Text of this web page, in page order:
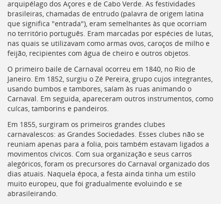
arquipélago dos Açores e de Cabo Verde. As festividades
brasileiras, chamadas de entrudo (palavra de origem latina
que significa "entrada"), eram semelhantes às que ocorriam
no território português. Eram marcadas por espécies de lutas,
nas quais se utilizavam como armas ovos, caroços de milho e
feijão, recipientes com água de cheiro e outros objetos.
O primeiro baile de Carnaval ocorreu em 1840, no Rio de
Janeiro. Em 1852, surgiu o Zé Pereira, grupo cujos integrantes,
usando bumbos e tambores, saíam às ruas animando o
Carnaval. Em seguida, apareceram outros instrumentos, como
cuícas, tamborins e pandeiros.
Em 1855, surgiram os primeiros grandes clubes
carnavalescos: as Grandes Sociedades. Esses clubes não se
reuniam apenas para a folia, pois também estavam ligados a
movimentos cívicos. Com sua organização e seus carros
alegóricos, foram os precursores do Carnaval organizado dos
dias atuais. Naquela época, a festa ainda tinha um estilo
muito europeu, que foi gradualmente evoluindo e se
abrasileirando.